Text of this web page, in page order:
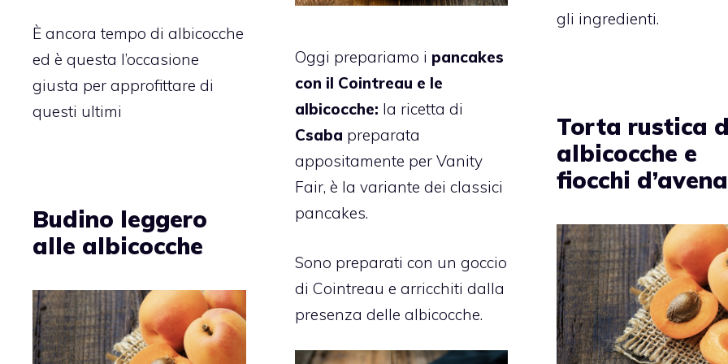
gli ingredienti.
Oggi prepariamo i pancakes
con il Cointreau e le
albicocche: la ricetta di
Csaba preparata
appositamente per Vanity
Fair, è la variante dei classici
pancakes.
Sono preparati con un goccio
di Cointreau e arricchiti dalla
presenza delle albicocche.
È ancora tempo di albicocche
ed è questa l’occasione
giusta per approfittare di
questi ultimi
Torta rustica
albicocche e
fiocchi d’avena
Budino leggero
alle albicocche